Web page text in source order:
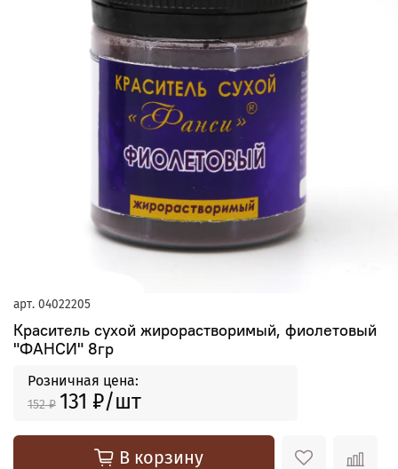
арт. 04022205
Краситель сухой жирорастворимый, фиолетовый
"ФАНСИ" 8гр
Розничная цена:
152 ₽ 131 ₽
В корзину